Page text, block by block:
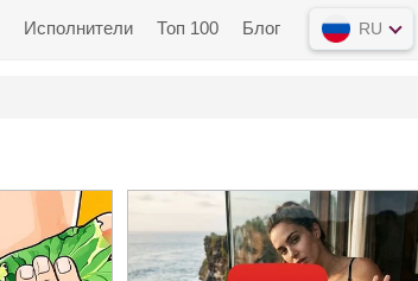
Исполнители Топ 100 Блог RU